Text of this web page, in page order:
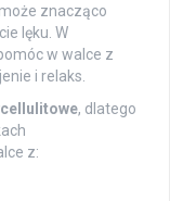
znacząco
lęku. W
w walce z
i relaks.
, dlatego
z: